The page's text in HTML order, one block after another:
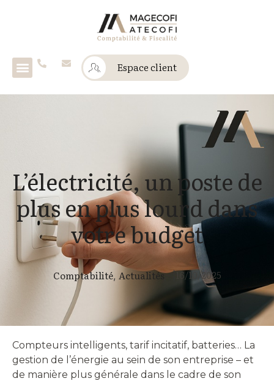
Espace client
L’électricité, un poste de
plus en plus lourd dans
votre budget
16/10/2025
Comptabilité, Actualités |
Compteurs intelligents, tarif incitatif, batteries… La
gestion de l’énergie au sein de son entreprise – et
de manière plus générale dans le cadre de son